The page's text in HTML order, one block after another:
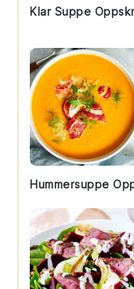
Klar Suppe
Hummersuppe